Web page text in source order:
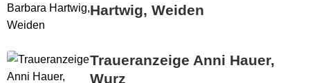
Hartwig, Weiden
Traueranzeige Anni Hauer,
Wurz